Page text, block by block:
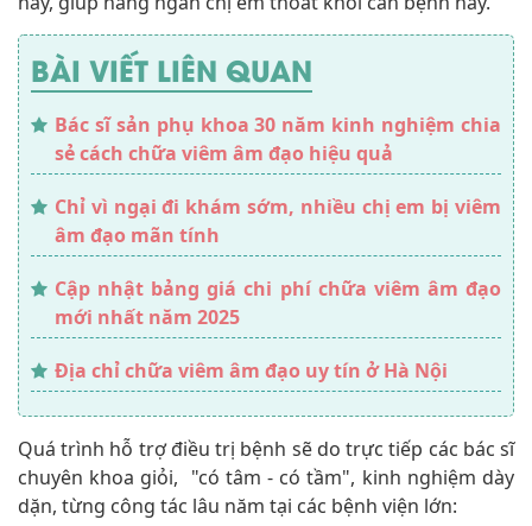
BÀI VIẾT LIÊN QUAN
Bác sĩ sản phụ khoa 30 năm kinh nghiệm chia
sẻ cách chữa viêm âm đạo hiệu quả
Chỉ vì ngại đi khám sớm, nhiều chị em bị viêm
âm đạo mãn tính
Cập nhật bảng giá chi phí chữa viêm âm đạo
mới nhất năm 2025
Địa chỉ chữa viêm âm đạo uy tín ở Hà Nội
Quá trình hỗ trợ điều trị bệnh sẽ do trực tiếp các bác sĩ
chuyên khoa giỏi, "có tâm - có tầm", kinh nghiệm dày
dặn, từng công tác lâu năm tại các bệnh viện lớn: